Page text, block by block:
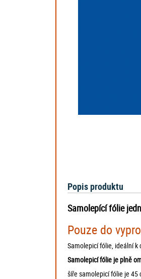
Popis produktu
Samolepící fólie
Pouze do
Samolepicí fólie, ideální k
Samolepicí fólie je plně
šíře samolepicí fólie je 45